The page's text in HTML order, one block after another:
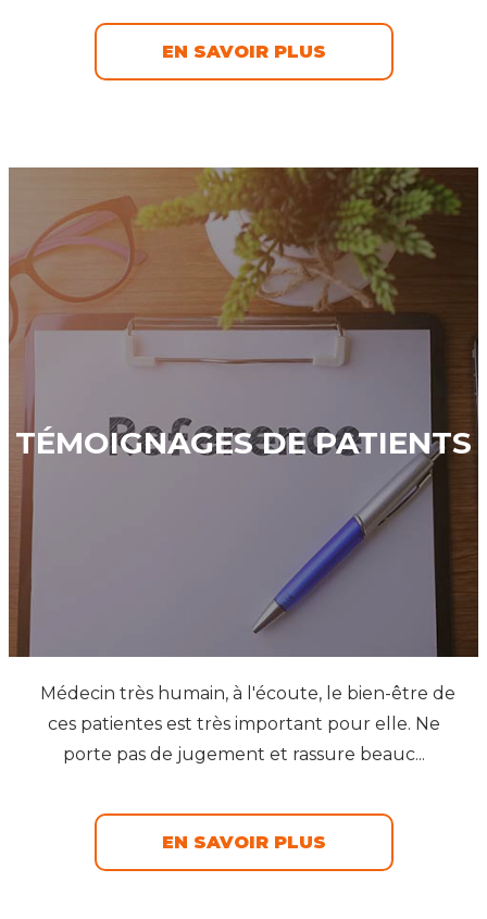
EN SAVOIR PLUS
TÉMOIGNAGES DE PATIENTS
Médecin très humain, à l'écoute, le bien-être de
ces patientes est très important pour elle. Ne
porte pas de jugement et rassure beauc...
EN SAVOIR PLUS